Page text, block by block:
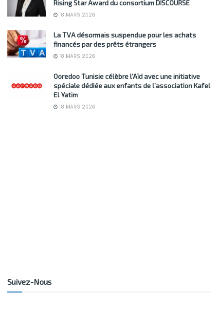
Rising Star Award du consortium DISCOURSE
18 MARS 2026
La TVA désormais suspendue pour les achats
financés par des prêts étrangers
18 MARS 2026
Ooredoo Tunisie célèbre l’Aïd avec une initiative
spéciale dédiée aux enfants de l’association Kafel
El Yatim
18 MARS 2026
Suivez-Nous